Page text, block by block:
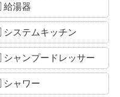
給湯器
システムキッチン
シャンプードレッサー
シャワー